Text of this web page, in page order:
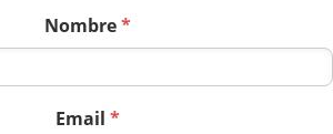
Nombre*
Email *